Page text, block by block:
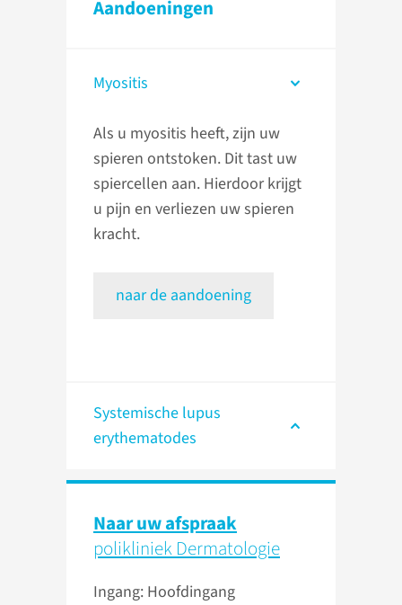
Aandoeningen
Myositis
Als u myositis heeft, zijn uw
spieren ontstoken. Dit tast uw
spiercellen aan. Hierdoor krijgt
u pijn en verliezen uw spieren
kracht.
naar de aandoening
Systemische lupus
erythematodes
Naar uw afspraak
polikliniek Dermatologie
Ingang: Hoofdingang